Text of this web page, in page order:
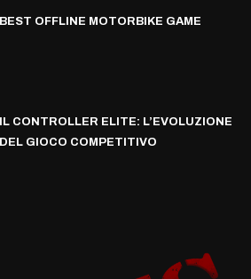
BEST OFFLINE MOTORBIKE GAME
IL CONTROLLER ELITE: L’EVOLUZIONE
DEL GIOCO COMPETITIVO